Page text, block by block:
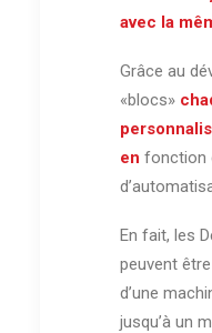
avec la
Grâce au
«blocs»
en fonction
En fait, les
peuvent
d’une
jusqu’à un